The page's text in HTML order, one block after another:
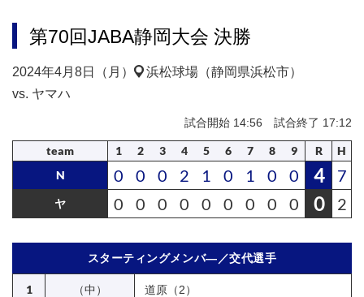
第70回JABA静岡大会 決勝
2024年4月8日（月）
浜松球場（静岡県浜松市）
vs. ヤマハ
試合開始 14:56 試合終了 17:12
team 1 2 3 4 5 6 7 8 9 R
H
N
0 0 0 2 1 0 1 0 0 4 7
ヤ 0 0 0 0 0 0 0 0 0 0 2
スターティングメンバ―／交代選手
1 （中） 道原（2）